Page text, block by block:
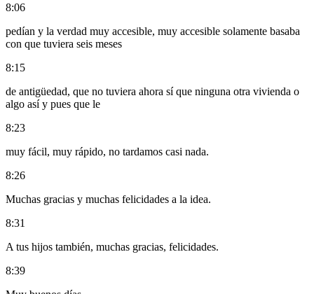
8:06
pedían y la verdad muy accesible, muy accesible solamente basaba
con que tuviera seis meses
8:15
de antigüedad, que no tuviera ahora sí que ninguna otra vivienda o
algo así y pues que le
8:23
muy fácil, muy rápido, no tardamos casi nada.
8:26
Muchas gracias y muchas felicidades a la idea.
8:31
A tus hijos también, muchas gracias, felicidades.
8:39